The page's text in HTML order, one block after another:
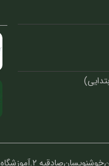
فروشگاه: تهران-کاشانی || آموزشگاه: